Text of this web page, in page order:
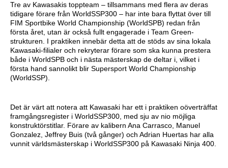
Tre av Kawasakis toppteam – tillsammans med flera av deras
tidigare förare från WorldSSP300 – har inte bara flyttat över till
FIM Sportbike World Championship (WorldSPB) redan från
första året, utan är också fullt engagerade i Team Green-
strukturen. I praktiken innebär detta att de stöds av sina lokala
Kawasaki-filialer och rekryterar förare som ska kunna prestera
både i WorldSPB och i nästa mästerskap de deltar i, vilket i
första hand sannolikt blir Supersport World Championship
(WorldSSP).
Det är värt att notera att Kawasaki har ett i praktiken oöverträffat
framgångsregister i WorldSSP300, med sju av nio möjliga
konstruktörstitlar. Förare av kalibern Ana Carrasco, Manuel
Gonzalez, Jeffrey Buis (två gånger) och Adrian Huertas har alla
vunnit världsmästerskap i WorldSSP300 på Kawasaki Ninja 400.